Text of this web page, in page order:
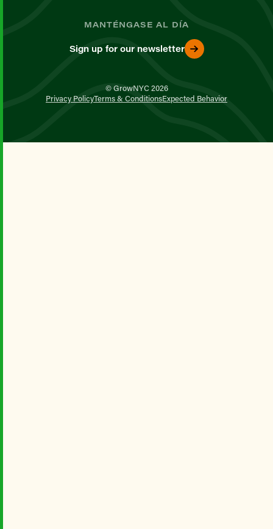
MANTÉNGASE AL DÍA
Sign up for our newsletter
© GrowNYC 2026
Privacy PolicyTerms & ConditionsExpected Behavior